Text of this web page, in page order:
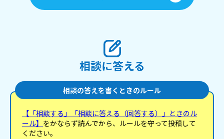
相談に答える
相談の答えを書くときのルール
【「相談する」「相談に答える（回答する）」ときのル
ール】 をかならず読んでから、ルールを守って投稿して
ください。